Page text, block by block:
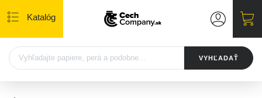
Katalóg
VYHĽADAŤ